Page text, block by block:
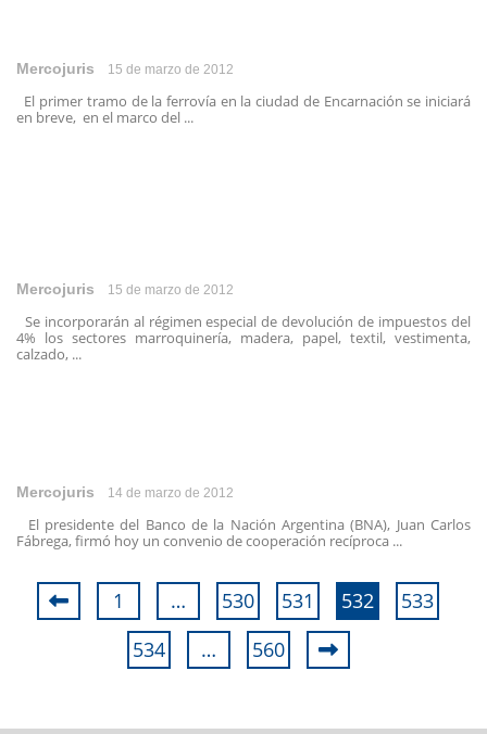
Mercojuris 15 de marzo de 2012
El primer tramo de la ferrovía en la ciudad de Encarnación se iniciará
en breve, en el marco del ...
Mercojuris 15 de marzo de 2012
Se incorporarán al régimen especial de devolución de impuestos del
4% los sectores marroquinería, madera, papel, textil, vestimenta,
calzado, ...
Mercojuris 14 de marzo de 2012
El presidente del Banco de la Nación Argentina (BNA), Juan Carlos
Fábrega, firmó hoy un convenio de cooperación recíproca ...
1 … 530 531 532
533
534
… 560